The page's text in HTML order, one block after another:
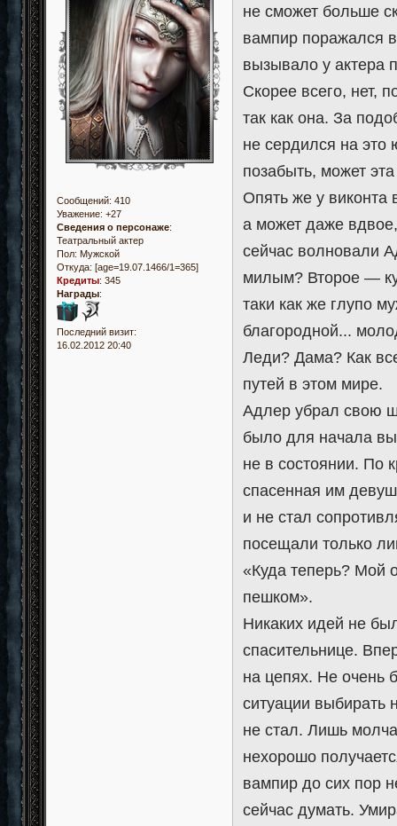
Сообщений: 410
Уважение: +27
Сведения о персонаже:
Театральный актер
Пол: Мужской
Откуда: [age=19.07.1466/1=365]
Кредиты: 345
Награды:
Последний визит:
16.02.2012 20:40
не сможет больше
вампир поражался
вызывало у актера
Скорее всего, нет,
так как она. За
не сердился на
позабыть, может
Опять же у виконта
а может даже
сейчас волновали
милым? Второе —
таки как же глупо
благородной...
Леди? Дама? Как
путей в этом мире.
Адлер убрал свою
было для начала
не в состоянии. По
спасенная им
и не стал
посещали только
«Куда теперь? Мой
пешком».
Никаких идей не
спасительнице.
на цепях. Не очень
ситуации выбирать
не стал. Лишь
нехорошо
вампир до сих пор
сейчас думать.